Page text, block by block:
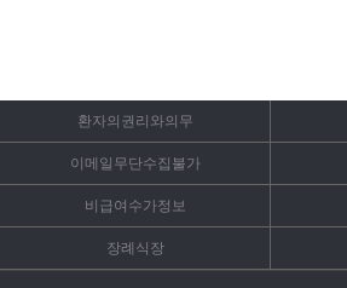
환자의권리와의무
이메일무단수집불가
비급여수가정보
장례식장